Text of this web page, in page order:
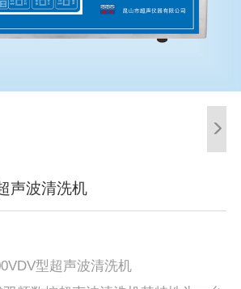
声波清洗机
型超声波清洗机